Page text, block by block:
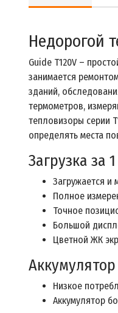
Недорогой
Guide Т120V –
занимается
зданий,
термометров,
тепловизоры серии
определять места
Загрузка за
Загружается и
Полное
Точное
Большой
Цветной ЖК
Низкое
Аккумулятор